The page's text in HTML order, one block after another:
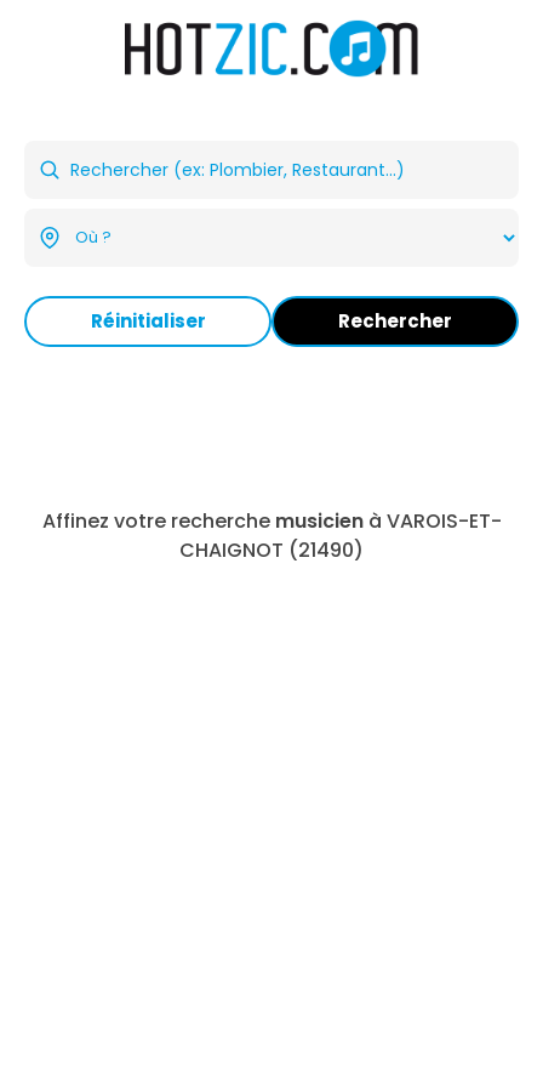
Réinitialiser Rechercher
Affinez votre recherche musicienà VAROIS-ET-
CHAIGNOT (21490)